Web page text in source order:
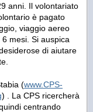
anni. Il volontariato
è pagato
viaggio aereo
mesi. Si auspica
di aiutare
(www.CPS-
) . La CPS ricercherà
centrando